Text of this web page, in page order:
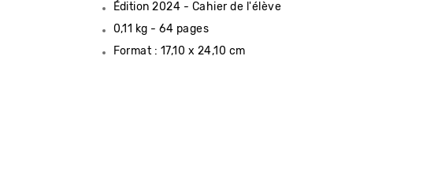
Édition 2024 - Cahier de l'élève
0,11 kg - 64 pages
Format : 17,10 x 24,10 cm